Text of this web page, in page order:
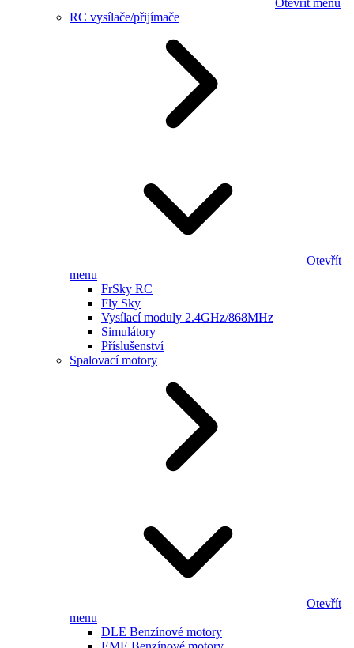
Otevřít menu
RC vysílače/přijímače
Otevřít
menu
FrSky RC
Fly Sky
Vysílací moduly 2.4GHz/868MHz
Simulátory
Příslušenství
Spalovací motory
Otevřít
menu
DLE Benzínové motory